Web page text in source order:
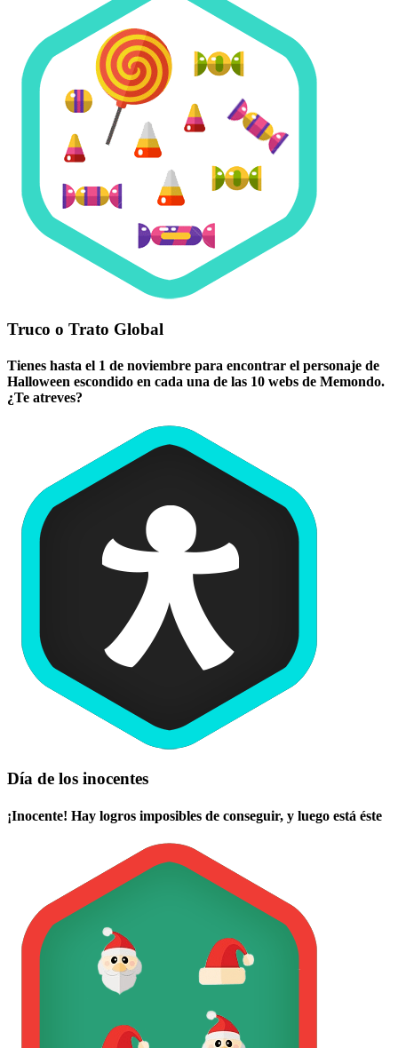
Truco o Trato Global
Tienes hasta el 1 de noviembre para encontrar el personaje de
Halloween escondido en cada una de las 10 webs de Memondo.
¿Te atreves?
Día de los inocentes
¡Inocente! Hay logros imposibles de conseguir, y luego está éste